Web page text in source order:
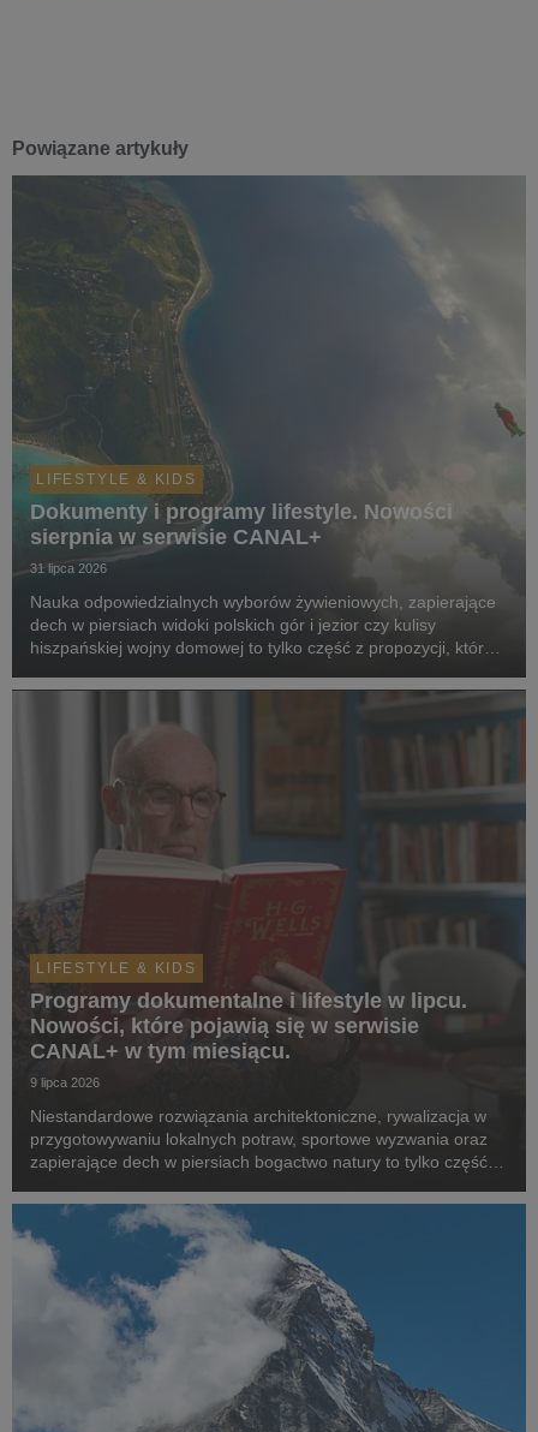
Powiązane artykuły
LIFESTYLE & KIDS
Dokumenty i programy lifestyle. Nowości
sierpnia w serwisie CANAL+
31 lipca 2026
Nauka odpowiedzialnych wyborów żywieniowych, zapierające
dech w piersiach widoki polskich gór i jezior czy kulisy
hiszpańskiej wojny domowej to tylko część z propozycji, które
LIFESTYLE & KIDS
Programy dokumentalne i lifestyle w lipcu.
Nowości, które pojawią się w serwisie
CANAL+ w tym miesiącu.
9 lipca 2026
Niestandardowe rozwiązania architektoniczne, rywalizacja w
przygotowywaniu lokalnych potraw, sportowe wyzwania oraz
zapierające dech w piersiach bogactwo natury to tylko część z
w serwisie w lipcu.